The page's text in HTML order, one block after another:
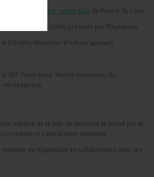
Innovation ouverte – veille_LLio de Rivière du Loup.
impact alliance (AIIA), présenté par l’Esplanade
et Dorothy Alexander (Podcast uptown)
SDC Petite-Italie, Marion Jouanneau du
de Heavy-trip.
urbaine de la Ville de Montréal et animé par M.
création et participation citoyenne.
de l’Esplanade en collaboration avec ses